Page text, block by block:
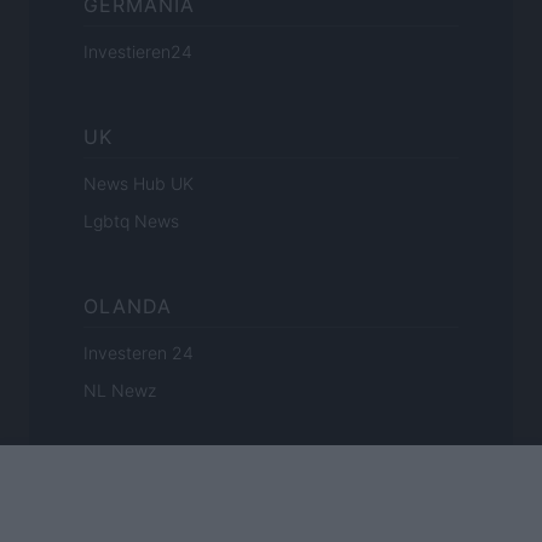
GERMANIA
Investieren24
UK
News Hub UK
Lgbtq News
OLANDA
Investeren 24
NL Newz